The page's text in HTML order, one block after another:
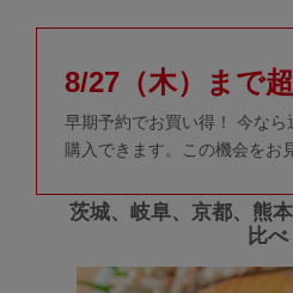
8/27（木）まで
早期予約でお買い得！ 今な
購入できます。この機会をお
茨城、岐阜、京都、熊
比べ